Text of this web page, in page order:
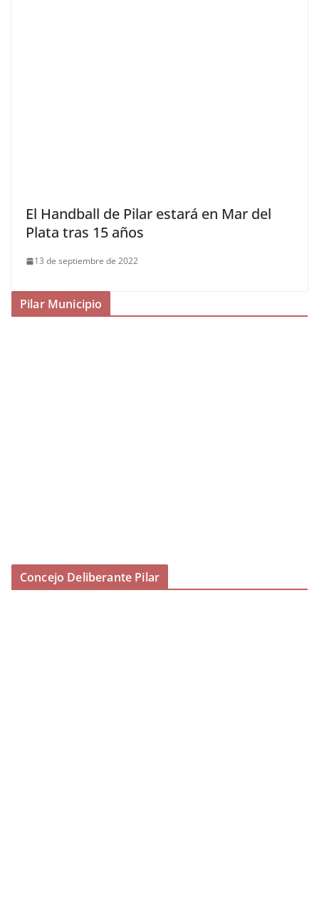
El Handball de Pilar estará en Mar del
Plata tras 15 años
13 de septiembre de 2022
Pilar Municipio
Concejo Deliberante Pilar